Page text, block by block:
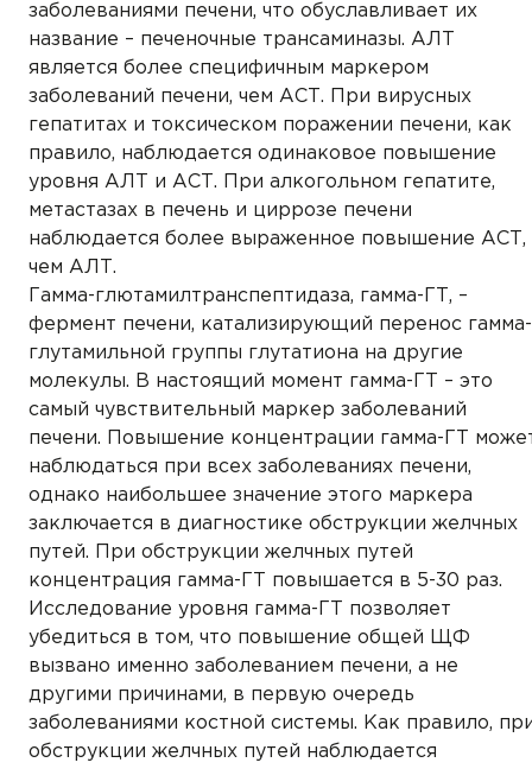
заболеваниями печени, что обуславливает их
название – печеночные трансаминазы. АЛТ
является более специфичным маркером
заболеваний печени, чем АСТ. При вирусных
гепатитах и токсическом поражении печени, как
правило, наблюдается одинаковое повышение
уровня АЛТ и АСТ. При алкогольном гепатите,
метастазах в печень и циррозе печени
наблюдается более выраженное повышение АСТ,
чем АЛТ.
Гамма-глютамилтранспептидаза, гамма-ГТ, –
фермент печени, катализирующий перенос гамма-
глутамильной группы глутатиона на другие
молекулы. В настоящий момент гамма-ГТ – это
самый чувствительный маркер заболеваний
печени. Повышение концентрации гамма-ГТ
наблюдаться при всех заболеваниях печени,
однако наибольшее значение этого маркера
заключается в диагностике обструкции желчных
путей. При обструкции желчных путей
концентрация гамма-ГТ повышается в 5-30 раз.
Исследование уровня гамма-ГТ позволяет
убедиться в том, что повышение общей ЩФ
вызвано именно заболеванием печени, а не
другими причинами, в первую очередь
заболеваниями костной системы. Как правило,
обструкции желчных путей наблюдается